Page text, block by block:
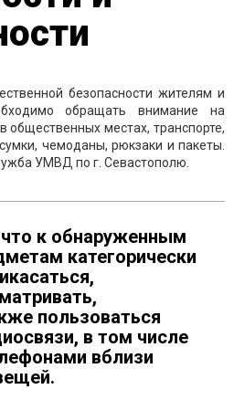
безопасности жителям и
обращать внимание на
общественных местах, транспорте,
чемоданы, рюкзаки и пакеты.
УМВД по г. Севастополю.
к обнаруженным
категорически
пользоваться
в том числе
вблизи